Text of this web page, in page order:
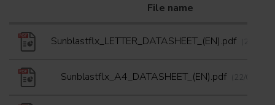
File name
Sunblastflx_LETTER_DATASHEET_(EN).pdf (22/08/
Sunblastflx_A4_DATASHEET_(EN).pdf (22/08/